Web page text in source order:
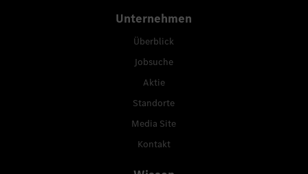
Unternehmen
Überblick
Jobsuche
Aktie
Standorte
Media Site
Kontakt